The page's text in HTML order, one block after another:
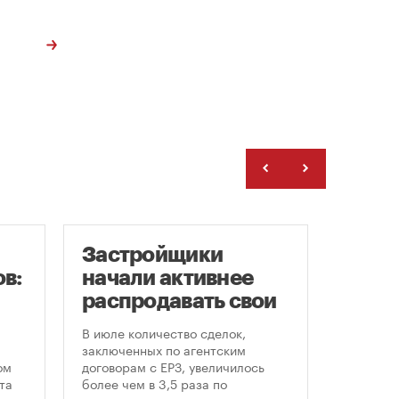
Застройщики
начали активнее
распродавать свои
земельные участки
В июле количество сделок,
заключенных по агентским
договорам с ЕРЗ, увеличилось
более чем в 3,5 раза по